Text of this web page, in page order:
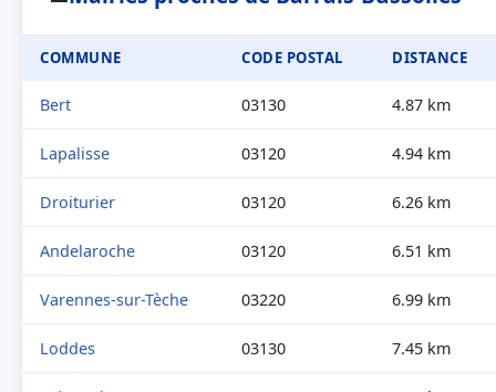
COMMUNE CODE POSTAL DISTANCE
Bert 03130 4.87 km
Lapalisse 03120 4.94 km
Droiturier 03120 6.26 km
Andelaroche 03120 6.51 km
Varennes-sur-Tèche 03220 6.99 km
Loddes 03130 7.45 km